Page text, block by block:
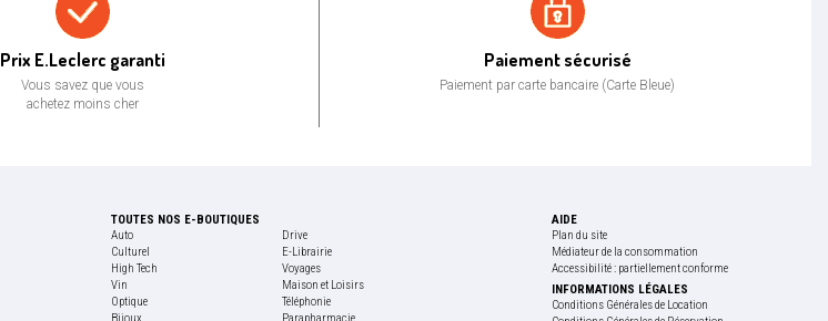
Prix E.Leclerc garanti
Vous savez que vous
achetez moins cher
Paiement sécurisé
Paiement par carte bancaire (Carte Bleue)
TOUTES NOS E-BOUTIQUES
Auto
Drive
Culturel
E-Librairie
High Tech
Voyages
Vin
Maison et Loisirs
Optique
Téléphonie
AIDE
Plan du site
Médiateur de la consommation
Accessibilité : partiellement conforme
INFORMATIONS LÉGALES
Conditions Générales de Location